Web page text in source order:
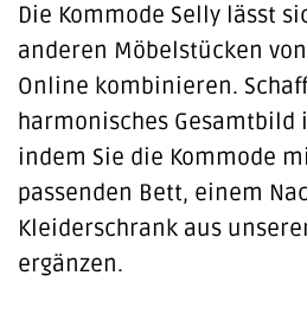
Die Kommode Selly lässt
anderen Möbelstücken
Online kombinieren.
harmonisches Gesamtbild
indem Sie die Kommode
passenden Bett, einem
Kleiderschrank aus
ergänzen.